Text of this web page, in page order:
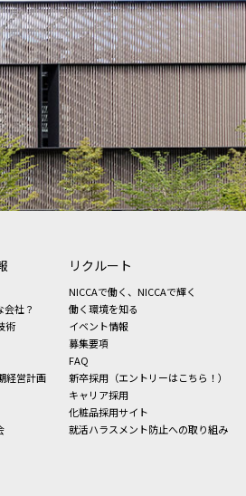
会社？
術
経営計画
リクルート
NICCAで働く、NICCAで輝く
働く環境を知る
イベント情報
募集要項
FAQ
新卒採用（エントリーはこちら！）
キャリア採用
化粧品採用サイト
就活ハラスメント防止への取り組み